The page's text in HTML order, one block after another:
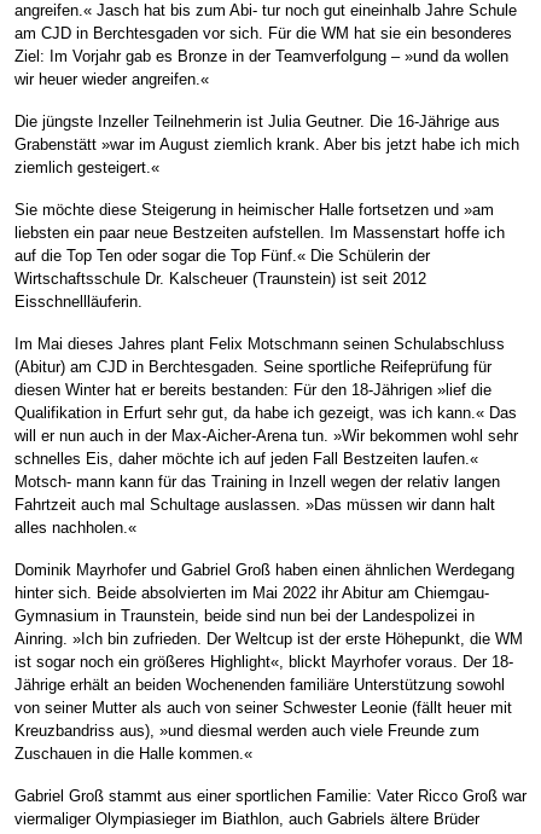
angreifen.« Jasch hat bis zum Abi- tur noch gut eineinhalb Jahre Schule
am CJD in Berchtesgaden vor sich. Für die WM hat sie ein besonderes
Ziel: Im Vorjahr gab es Bronze in der Teamverfolgung – »und da wollen
wir heuer wieder angreifen.«
Die jüngste Inzeller Teilnehmerin ist Julia Geutner. Die 16-Jährige aus
Grabenstätt »war im August ziemlich krank. Aber bis jetzt habe ich mich
ziemlich gesteigert.«
Sie möchte diese Steigerung in heimischer Halle fortsetzen und »am
liebsten ein paar neue Bestzeiten aufstellen. Im Massenstart hoffe ich
auf die Top Ten oder sogar die Top Fünf.« Die Schülerin der
Wirtschaftsschule Dr. Kalscheuer (Traunstein) ist seit 2012
Eisschnellläuferin.
Im Mai dieses Jahres plant Felix Motschmann seinen Schulabschluss
(Abitur) am CJD in Berchtesgaden. Seine sportliche Reifeprüfung für
diesen Winter hat er bereits bestanden: Für den 18-Jährigen »lief die
Qualifikation in Erfurt sehr gut, da habe ich gezeigt, was ich kann.« Das
will er nun auch in der Max-Aicher-Arena tun. »Wir bekommen wohl sehr
schnelles Eis, daher möchte ich auf jeden Fall Bestzeiten laufen.«
Motsch- mann kann für das Training in Inzell wegen der relativ langen
Fahrtzeit auch mal Schultage auslassen. »Das müssen wir dann halt
alles nachholen.«
Dominik Mayrhofer und Gabriel Groß haben einen ähnlichen Werdegang
hinter sich. Beide absolvierten im Mai 2022 ihr Abitur am Chiemgau-
Gymnasium in Traunstein, beide sind nun bei der Landespolizei in
Ainring. »Ich bin zufrieden. Der Weltcup ist der erste Höhepunkt, die WM
ist sogar noch ein größeres Highlight«, blickt Mayrhofer voraus. Der 18-
Jährige erhält an beiden Wochenenden familiäre Unterstützung sowohl
von seiner Mutter als auch von seiner Schwester Leonie (fällt heuer mit
Kreuzbandriss aus), »und diesmal werden auch viele Freunde zum
Zuschauen in die Halle kommen.«
Gabriel Groß stammt aus einer sportlichen Familie: Vater Ricco Groß war
viermaliger Olympiasieger im Biathlon, auch Gabriels ältere Brüder